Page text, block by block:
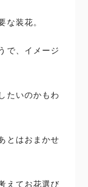
装花。
で、イメージ
たいのかもわ
とはおまかせ
えてお花選び